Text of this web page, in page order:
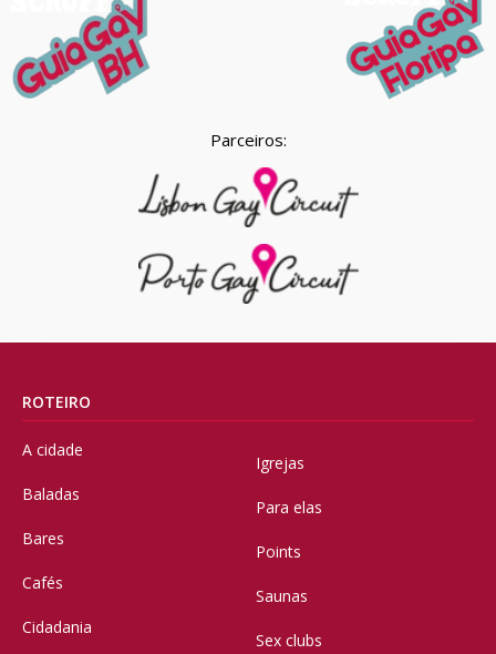
Parceiros:
ROTEIRO
A cidade
Baladas
Bares
Cafés
Cidadania
Igrejas
Para elas
Points
Saunas
Sex clubs